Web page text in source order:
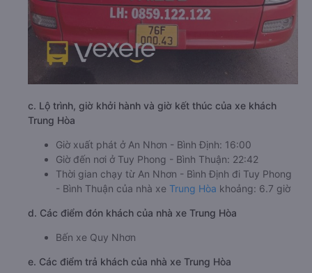
c. Lộ trình, giờ khởi hành và giờ kết thúc của xe khách
Trung Hòa
Giờ xuất phát ở An Nhơn - Bình Định: 16:00
Giờ đến nơi ở Tuy Phong - Bình Thuận: 22:42
Thời gian chạy từ An Nhơn - Bình Định đi Tuy Phong
- Bình Thuận của nhà xe Trung Hòa khoảng: 6.7 giờ
d. Các điểm đón khách của nhà xe Trung Hòa
Bến xe Quy Nhơn
e. Các điểm trả khách của nhà xe Trung Hòa